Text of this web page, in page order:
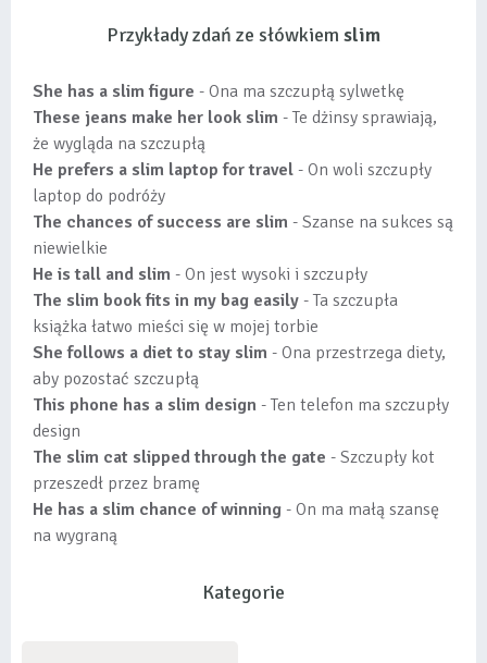
Przykłady zdań ze słówkiem slim
She has a slim figure - Ona ma szczupłą sylwetkę
These jeans make her look slim - Te dżinsy sprawiają,
że wygląda na szczupłą
He prefers a slim laptop for travel - On woli szczupły
laptop do podróży
The chances of success are slim - Szanse na sukces są
niewielkie
He is tall and slim - On jest wysoki i szczupły
The slim book fits in my bag easily - Ta szczupła
książka łatwo mieści się w mojej torbie
She follows a diet to stay slim - Ona przestrzega diety,
aby pozostać szczupłą
This phone has a slim design - Ten telefon ma szczupły
design
The slim cat slipped through the gate - Szczupły kot
przeszedł przez bramę
He has a slim chance of winning - On ma małą szansę
na wygraną
Kategorie